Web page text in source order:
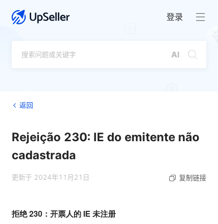
登录
返回
Rejeição 230: IE do emitente não
cadastrada
更新于 2024年11月21日 复制链接
拒绝 230：开票人的 IE 未注册